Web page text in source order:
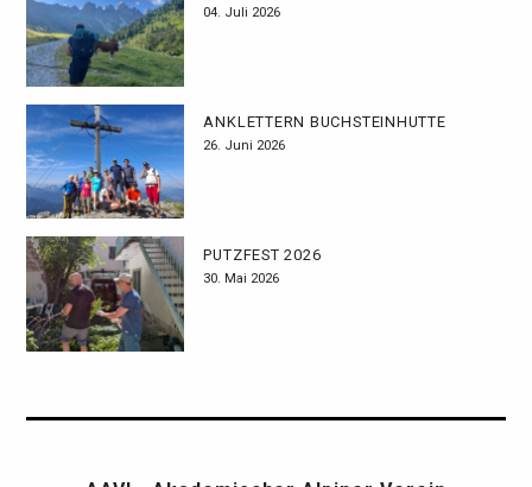
04. Juli 2026
ANKLETTERN BUCHSTEINHÜTTE
26. Juni 2026
PUTZFEST 2026
30. Mai 2026